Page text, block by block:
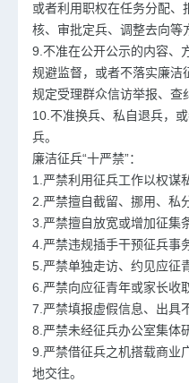
或者利用职权在任务分配、
核、审批定兵、调整去向等
9.不准在公开公示的内容、
规避监督，或者不落实廉洁
规定受理群众信访举报、查
10.不准换兵、私自退兵，
兵。
廉洁征兵“十严禁”：
1.严禁利用征兵工作以权谋
2.严禁擅自截留、挪用、私
3.严禁擅自放宽或增加征集
4.严禁违规插手干预征兵事
5.严禁单独走访、约见应征
6.严禁向应征青年或家长收
7.严禁填报虚假信息、出具
8.严禁未经征兵办公室集体
9.严禁借征兵之机搭载商业
地交往。